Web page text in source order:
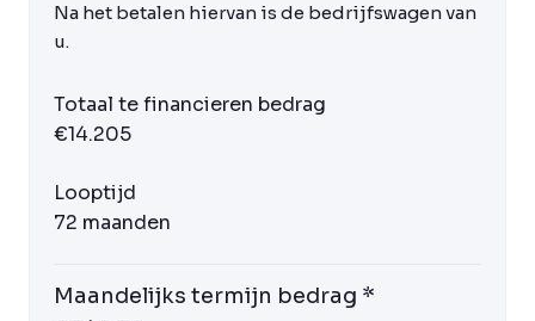
Na het betalen hiervan is de bedrijfswagen van
u.
Totaal te financieren bedrag
€14.205
Looptijd
72 maanden
Maandelijks termijn bedrag *